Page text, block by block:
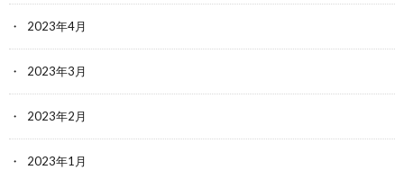
2023年4月
2023年3月
2023年2月
2023年1月